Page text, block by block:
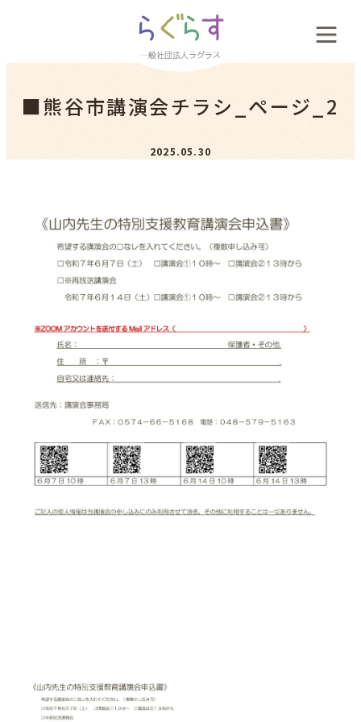
料金案内
新着情報
採用案内
お問い合わせ
■熊谷市講演会チラシ_ページ_2
2025.05.30